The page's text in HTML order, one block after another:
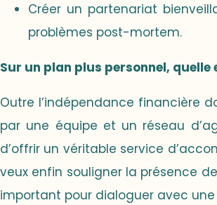
Créer un partenariat
problèmes post-mortem.
Sur un plan plus personnel,
Outre l’indépendance financière
par une équipe et un réseau
d’offrir un véritable service
veux enfin souligner la présence
important pour dialoguer avec